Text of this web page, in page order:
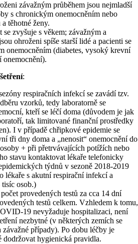
závažným průběhem jsou nejmladší
s chronickým onemocněním nebo
těhotné ženy.
zvyšuje s věkem; závažným a
ohroženi spíše starší lidé a pacienti se
onemocněním (diabetes, vysoký krevní
onemocnění).
:
respiračních infekcí se zavádí tzv.
vzorků, tedy laboratorně se
kteří se léčí doma (důvodem je jak
tak limitované finanční prostředky
I v případě chřipkové epidemie se
tři dny doma a „nenosit“ onemocnění do
+ při přetrvávajících potížích nebo
stavu kontaktovat lékaře telefonicky
týdnů v sezoně 2018-2019
lékaře s akutní respirační infekcí a
osob.)
provedených testů za cca 14 dní
testů celkem. Vzhledem k tomu,
19 nevyžaduje hospitalizaci, není
nezbytné (v některých zemích se
případy). Po dobu léčby je
dodržovat hygienická pravidla.